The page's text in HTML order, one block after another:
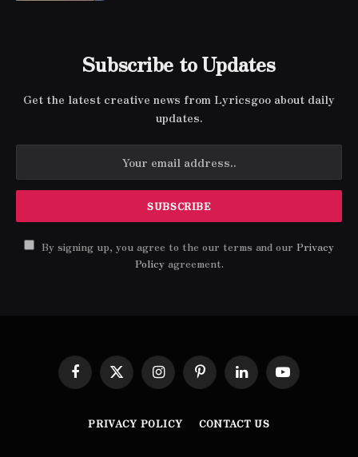
Subscribe to Updates
Get the latest creative news from Lyricsgoo about daily
updates.
By signing up, you agree to the our terms and our Privacy
Policyagreement.
Facebook
X
(Twitter)
InstagramPinterestLinkedInYouTube
PRIVACY POLICY CONTACT US